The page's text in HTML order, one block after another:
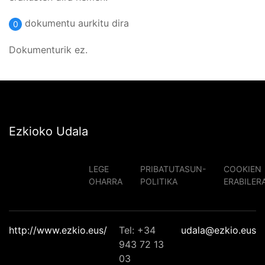
0 dokumentu aurkitu dira
Dokumenturik ez.
Ezkioko Udala
LEGE
OHARRA
PRIBATUTASUN-
POLITIKA
COOKIEN
http://www.ezkio.eus/
Tel: +34
943 72 13
03
udala@ezkio.eus